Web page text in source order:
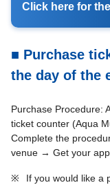
Click here for
■ Purchase
the day of the
Purchase Procedure:
ticket counter (Aqua
Complete the
venue → Get your
※ If you would like a